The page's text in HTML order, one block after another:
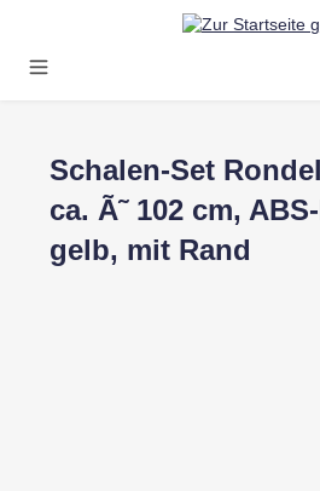
Zum Hauptinhalt springen
Schalen-Set
ca. Ã˜ 102 cm,
gelb, mit Rand